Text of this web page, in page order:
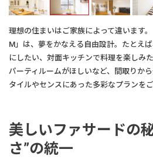
理想の住まいはご家族によって違います
M」は、夢をかなえる自由設計。たとえ
にしたい、対面キッチンで料理を楽しみ
パーティルームがほしいなど、間取りか
タイルやセンスにあった多彩なプランを
美しいファサードの
さ”の統一